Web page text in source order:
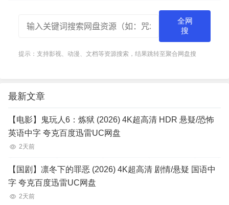
全网
搜
提示：支持影视、动漫、文档等资源搜索，结果跳转至聚合网盘搜
最新文章
【电影】鬼玩人6：炼狱 (2026) 4K超高清 HDR 悬疑/恐怖
英语中字 夸克百度迅雷UC网盘
2天前
【国剧】凛冬下的罪恶 (2026) 4K超高清 剧情/悬疑 国语中
字 夸克百度迅雷UC网盘
2天前